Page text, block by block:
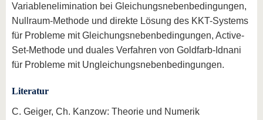
Variablenelimination bei Gleichungsnebenbedingungen,
Nullraum-Methode und direkte Lösung des KKT-Systems
für Probleme mit Gleichungsnebenbedingungen, Active-
Set-Methode und duales Verfahren von Goldfarb-Idnani
für Probleme mit Ungleichungsnebenbedingungen.
Literatur
C. Geiger, Ch. Kanzow: Theorie und Numerik